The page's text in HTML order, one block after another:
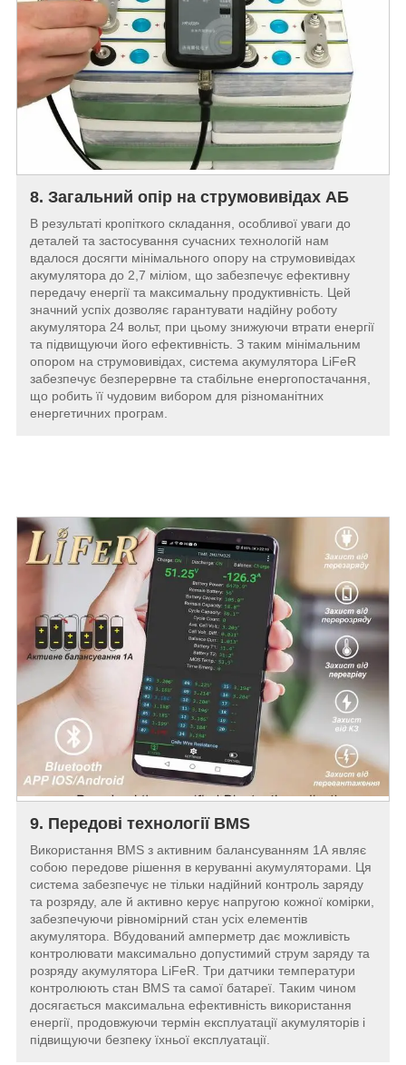
8. Загальний опір на струмовивідах АБ
В результаті кропіткого складання, особливої уваги до
деталей та застосування сучасних технологій нам
вдалося досягти мінімального опору на струмовивідах
акумулятора до 2,7 міліом, що забезпечує ефективну
передачу енергії та максимальну продуктивність. Цей
значний успіх дозволяє гарантувати надійну роботу
акумулятора 24 вольт, при цьому знижуючи втрати енергії
та підвищуючи його ефективність. З таким мінімальним
опором на струмовивідах, система акумулятора LiFeR
забезпечує безперервне та стабільне енергопостачання,
що робить її чудовим вибором для різноманітних
енергетичних програм.
9. Передові технології BMS
Використання BMS з активним балансуванням 1А являє
собою передове рішення в керуванні акумуляторами. Ця
система забезпечує не тільки надійний контроль заряду
та розряду, але й активно керує напругою кожної комірки,
забезпечуючи рівномірний стан усіх елементів
акумулятора. Вбудований амперметр дає можливість
контролювати максимально допустимий струм заряду та
розряду акумулятора LiFeR. Три датчики температури
контролюють стан BMS та самої батареї. Таким чином
досягається максимальна ефективність використання
енергії, продовжуючи термін експлуатації акумуляторів і
підвищуючи безпеку їхньої експлуатації.